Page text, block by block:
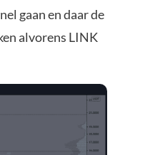
gaan en daar de
alvorens LINK